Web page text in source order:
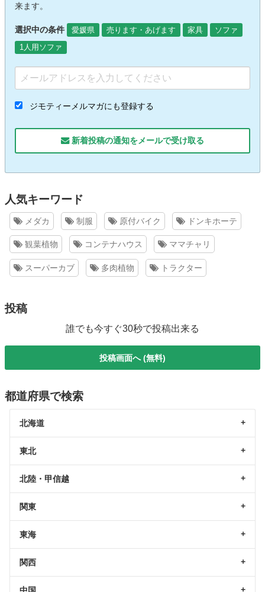
来ます。
選択中の条件 愛媛県 売ります・あげます 家具
ソファ
1人用ソファ
ジモティーメルマガにも登録する
新着投稿の通知をメールで受け取る
人気キーワード
メダカ 制服 原付バイク ドンキホーテ
観葉植物 コンテナハウス ママチャリ
スーパーカブ 多肉植物 トラクター
投稿
誰でも今すぐ30秒で投稿出来る
投稿画面へ (無料)
都道府県で検索
北海道
東北
北陸・甲信越
関東
東海
関西
中国